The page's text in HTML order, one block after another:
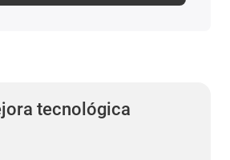
tecnológica